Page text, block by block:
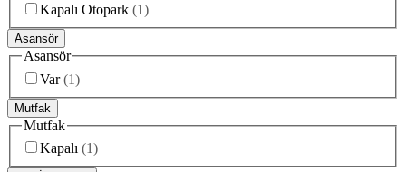
Kapalı Otopark (1)
Asansör
Asansör
Var (1)
Mutfak
Mutfak
Kapalı (1)